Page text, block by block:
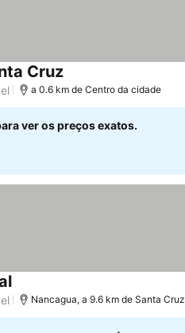
Cruz
a 0.6 km de Centro da cidade
ver os preços exatos.
Nancagua, a 9.6 km de Santa Cruz